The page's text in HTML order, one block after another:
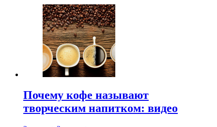
Почему кофе называют
творческим напитком: видео